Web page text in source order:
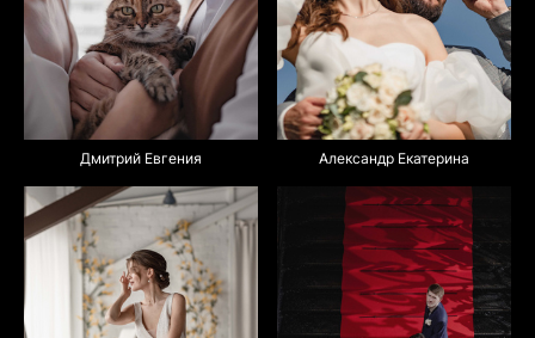
Дмитрий Евгения Александр Екатерина